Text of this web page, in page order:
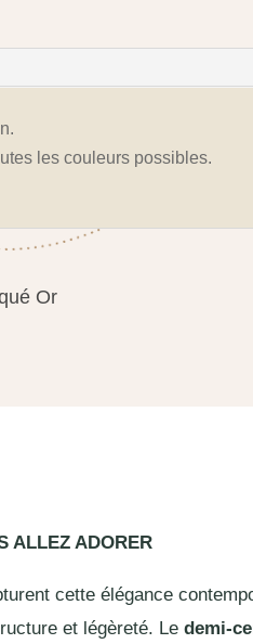
les couleurs possibles.
Or
ALLEZ ADORER
cette élégance
et légèreté. Le demi-